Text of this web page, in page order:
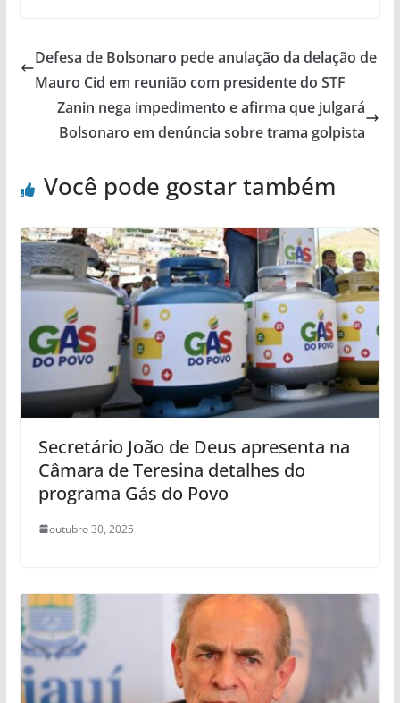
Defesa de Bolsonaro pede anulação da delação de
Mauro Cid em reunião com presidente do STF
Zanin nega impedimento e afirma que julgará
Bolsonaro em denúncia sobre trama golpista
Você pode gostar também
Secretário João de Deus apresenta na
Câmara de Teresina detalhes do
programa Gás do Povo
outubro 30, 2025